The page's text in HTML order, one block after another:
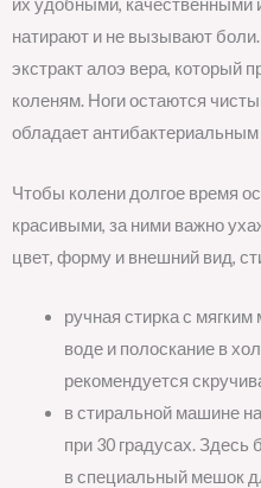
их удобными,
натирают и не вызывают
экстракт алоэ вера, который
коленям. Ноги остаются
обладает
Чтобы колени долгое время
красивыми, за ними важно
цвет, форму и внешний вид,
ручная стирка с
воде и полоскание в
рекомендуется
в стиральной машине
при 30 градусах.
в специальный мешок